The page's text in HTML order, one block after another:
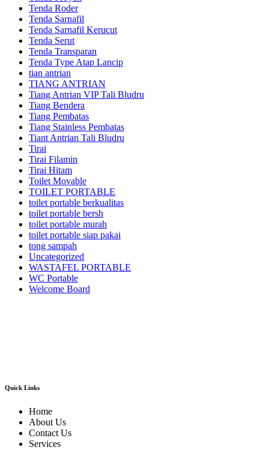
Tenda Roder
Tenda Sarnafil
Tenda Sarnafil Kerucut
Tenda Serut
Tenda Transparan
Tenda Type Atap Lancip
tian antrian
TIANG ANTRIAN
Tiang Antrian VIP Tali Bludru
Tiang Bendera
Tiang Pembatas
Tiang Stainless Pembatas
Tiant Antrian Tali Bludru
Tirai
Tirai Filamin
Tirai Hitam
Toilet Movable
TOILET PORTABLE
toilet portable berkualitas
toilet portable bersh
toilet portable murah
toilet portable siap pakai
tong sampah
Uncategorized
WASTAFEL PORTABLE
WC Portable
Welcome Board
Quick Links
Home
About Us
Contact Us
Services